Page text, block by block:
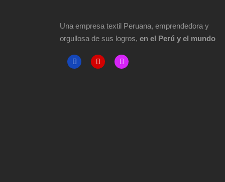
Una empresa textil Peruana, emprendedora y
orgullosa de sus logros, en el Perú y el mundo